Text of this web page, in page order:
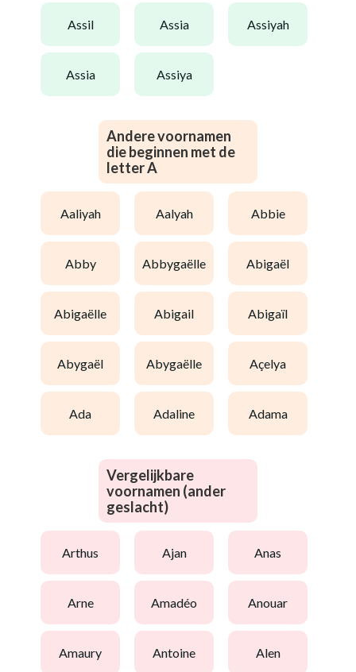
assil assia assiyah
assia assiya
Andere voornamen
die beginnen met de
letter A
aaliyah aalyah abbie
abby abbygaëlle abigaël
abigaëlle abigail abigaïl
abygaël abygaëlle açelya
ada adaline adama
Vergelijkbare
voornamen (ander
geslacht)
arthus ajan anas
arne amadéo anouar
amaury antoine alen